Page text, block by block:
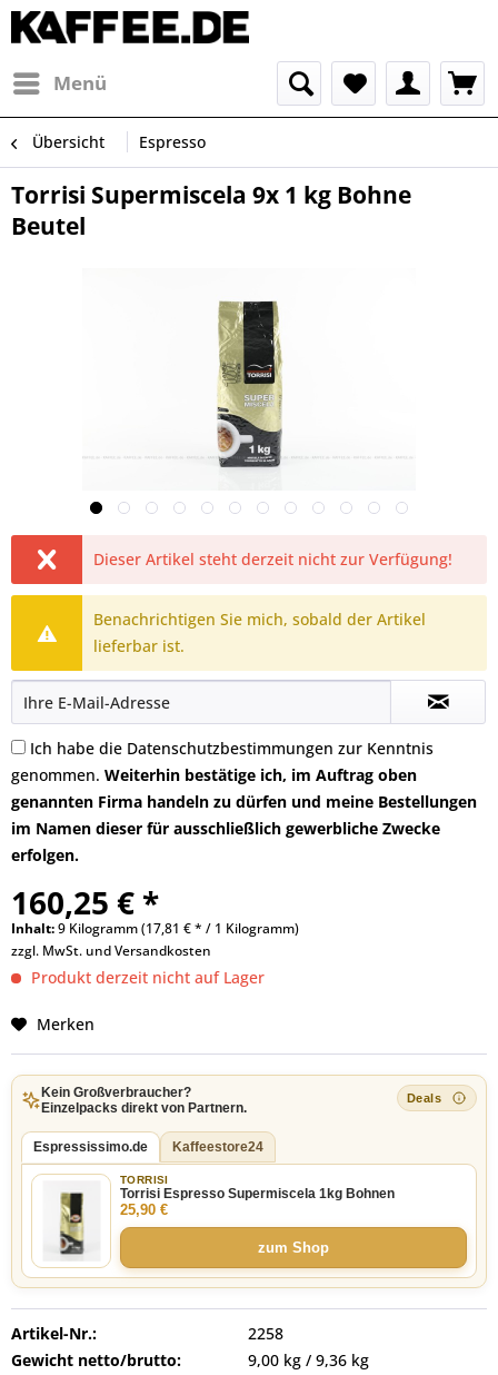
Menü
Übersicht Espresso
Torrisi Supermiscela 9x 1 kg Bohne
Beutel
Dieser Artikel steht derzeit nicht zur Verfügung!
Benachrichtigen Sie mich, sobald der Artikel
lieferbar ist.
Ich habe die Datenschutzbestimmungen zur Kenntnis
genommen. Weiterhin bestätige ich, im Auftrag oben
genannten Firma handeln zu dürfen und meine Bestellungen
im Namen dieser für ausschließlich gewerbliche Zwecke
erfolgen.
160,25 € *
Inhalt:9 Kilogramm (17,81 € * / 1 Kilogramm)
zzgl. MwSt. undVersandkosten
Produkt derzeit nicht auf Lager
Merken
Kein Großverbraucher?
Einzelpacks direkt von Partnern.
Espressissimo.de Kaffeestore24
TORRISI
Torrisi Espresso Supermiscela 1kg Bohnen
25,90 €
zum Shop
Artikel-Nr.:
2258
Gewicht netto/brutto:
9,00 kg / 9,36 kg